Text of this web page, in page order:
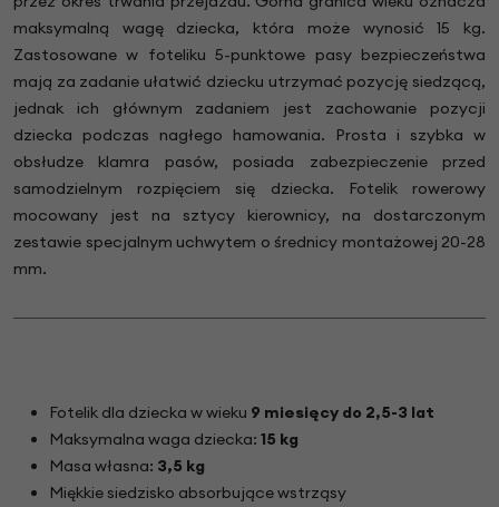
maksymalną wagę dziecka, która może wynosić 15 kg.
Zastosowane w foteliku 5-punktowe pasy bezpieczeństwa
mają za zadanie ułatwić dziecku utrzymać pozycję siedzącą,
jednak ich głównym zadaniem jest zachowanie pozycji
dziecka podczas nagłego hamowania. Prosta i szybka w
obsłudze klamra pasów, posiada zabezpieczenie przed
samodzielnym rozpięciem się dziecka. Fotelik rowerowy
mocowany jest na sztycy kierownicy, na dostarczonym
zestawie specjalnym uchwytem o średnicy montażowej 20-28
mm.
Fotelik dla dziecka w wieku 9 miesięcy do 2,5-3 lat
Maksymalna waga dziecka: 15 kg
Masa własna: 3,5 kg
Miękkie siedzisko absorbujące wstrząsy